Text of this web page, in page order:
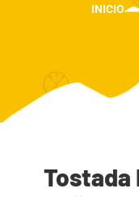
INICIO
Tostada